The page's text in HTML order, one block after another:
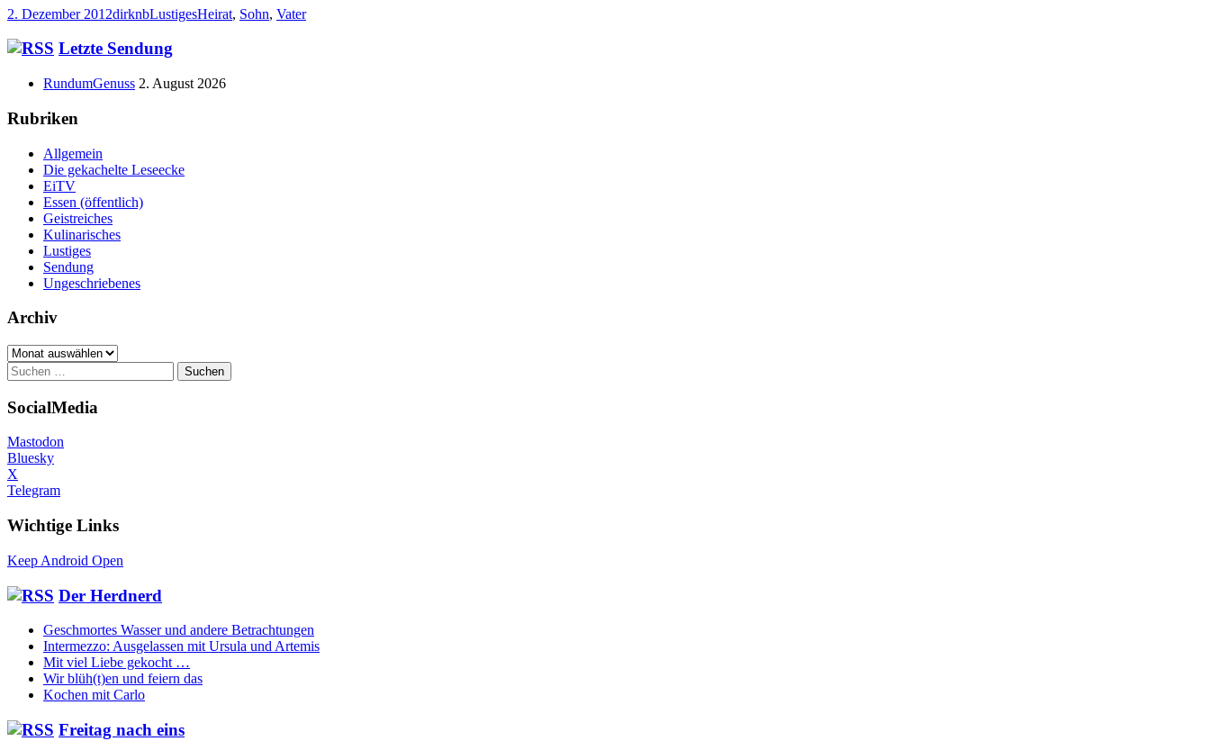
Veröffentlicht
2. Dezember 2012Autor
dirknbKategorien
LustigesSchlagwörter
Heirat, Sohn, Vater
Haupt-
Seitenleiste
Letzte Sendung
RundumGenuss 2. August 2026
Rubriken
Allgemein
Die gekachelte Leseecke
EiTV
Essen (öffentlich)
Geistreiches
Kulinarisches
Lustiges
Sendung
Ungeschriebenes
Archiv
Archiv
Suchen
nach:
SocialMedia
Mastodon
Bluesky
X
Telegram
Wichtige Links
Keep Android Open
Der Herdnerd
Geschmortes Wasser und andere Betrachtungen
Intermezzo: Ausgelassen mit Ursula und Artemis
Mit viel Liebe gekocht …
Wir blüh(t)en und feiern das
Kochen mit Carlo
Freitag nach eins